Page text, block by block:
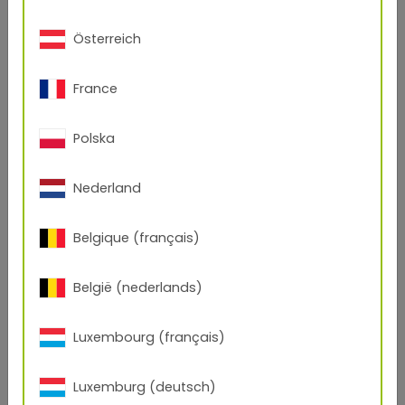
68/60306
Österreich
France
Polska
Nederland
Belgique (français)
België (nederlands)
Luxembourg (français)
Luxemburg (deutsch)